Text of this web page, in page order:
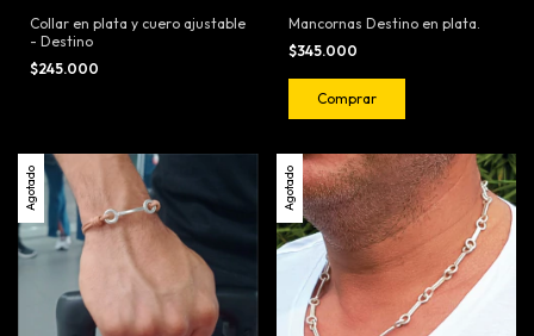
Collar en plata y cuero ajustable
- Destino
$245.000
Mancornas Destino en plata.
$345.000
Agotado Agotado